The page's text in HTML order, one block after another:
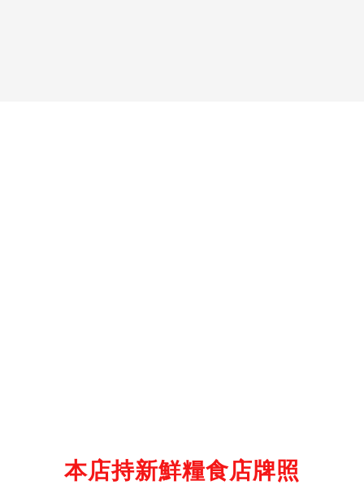
本店持新鮮糧食店牌照